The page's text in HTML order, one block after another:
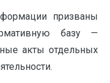
призваны
базу —
акты отдельных